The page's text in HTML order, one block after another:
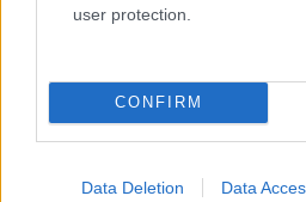
user protection.
CONFIRM
Data Deletion Data